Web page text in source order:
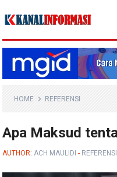
Blog Kanal Info
HOME REFERENSI
Apa Maksud
AUTHOR:ACH MAULIDI - REFERENSI